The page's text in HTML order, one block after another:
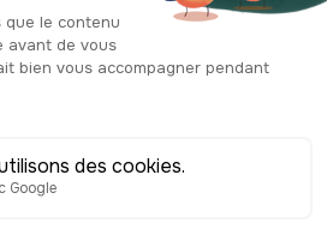
encargó al arquitecto
i Mestre la urbanización
Fontserè i Mestre quien
mercado cubierto,
mercados cubiertos
toda Europa. Ahora
la resistencia de los